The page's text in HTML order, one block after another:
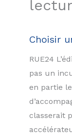
Choisir
RUE24
pas un
en partie
classerait